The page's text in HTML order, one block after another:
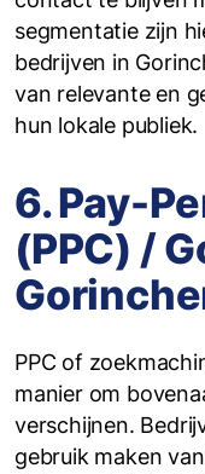
segmentatie zijn
bedrijven in
van relevante en
hun lokale publiek.
6. Pay-
(PPC) /
PPC of
manier om
verschijnen.
gebruik maken